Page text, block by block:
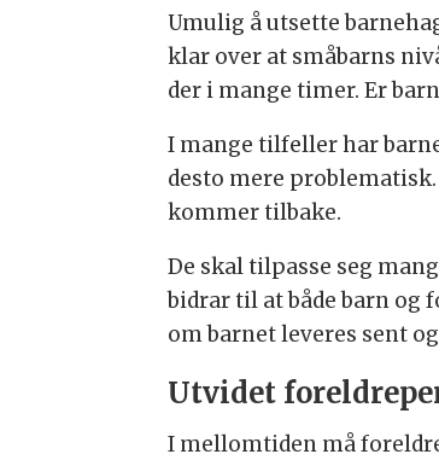
Umulig å utsette
klar over at småbarns
der i mange timer. Er
I mange tilfeller har
desto mere
kommer tilbake.
De skal tilpasse seg
bidrar til at både barn og
om barnet leveres sent
Utvidet
I mellomtiden må